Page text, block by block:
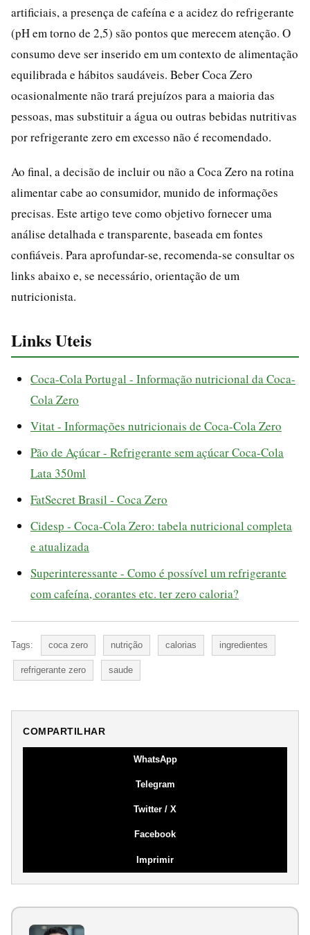
artificiais, a presença de cafeína e a acidez do refrigerante
(pH em torno de 2,5) são pontos que merecem atenção. O
consumo deve ser inserido em um contexto de alimentação
equilibrada e hábitos saudáveis. Beber Coca Zero
ocasionalmente não trará prejuízos para a maioria das
pessoas, mas substituir a água ou outras bebidas nutritivas
por refrigerante zero em excesso não é recomendado.
Ao final, a decisão de incluir ou não a Coca Zero na rotina
alimentar cabe ao consumidor, munido de informações
precisas. Este artigo teve como objetivo fornecer uma
análise detalhada e transparente, baseada em fontes
confiáveis. Para aprofundar-se, recomenda-se consultar os
links abaixo e, se necessário, orientação de um
nutricionista.
Links Uteis
Coca-Cola Portugal - Informação nutricional da Coca-
Cola Zero
Vitat - Informações nutricionais de Coca-Cola Zero
Pão de Açúcar - Refrigerante sem açúcar Coca-Cola
Lata 350ml
FatSecret Brasil - Coca Zero
Cidesp - Coca-Cola Zero: tabela nutricional completa
e atualizada
Superinteressante - Como é possível um refrigerante
com cafeína, corantes etc. ter zero caloria?
Tags: coca zero nutrição calorias ingredientes
refrigerante zero saude
COMPARTILHAR
WhatsApp
Telegram
Twitter / X
Facebook
Imprimir